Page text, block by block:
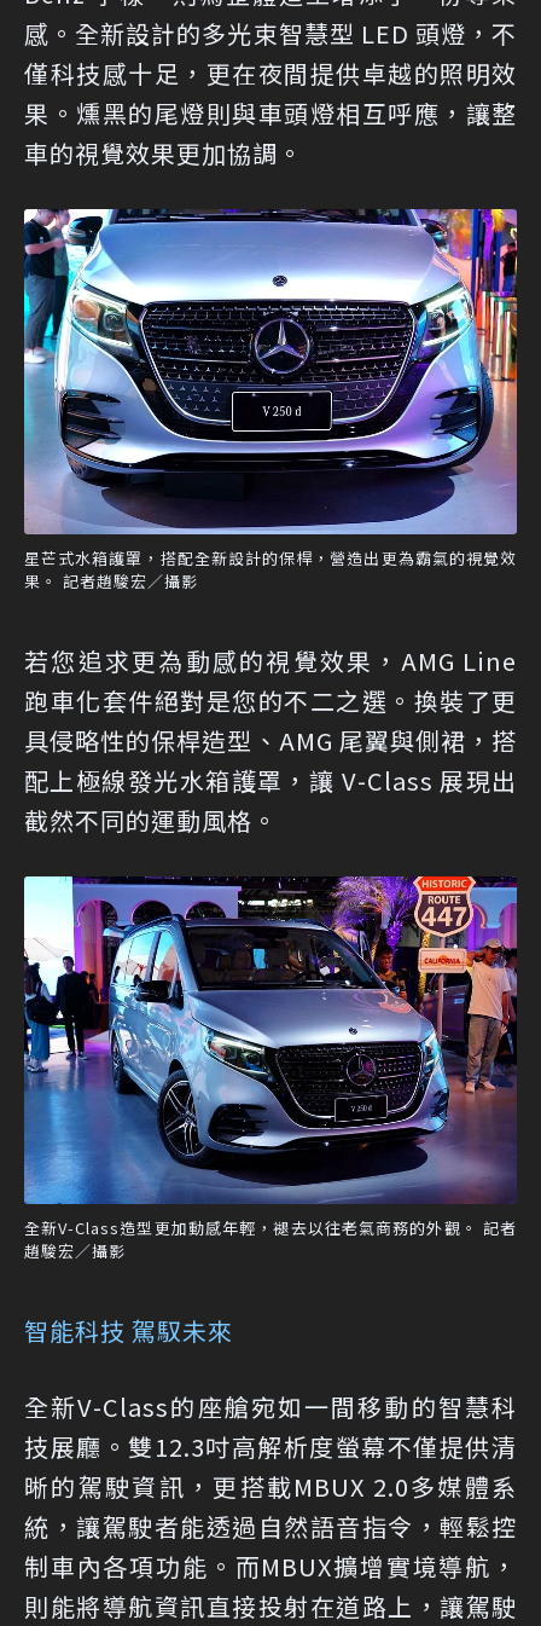
感。全新設計的多光束智慧型 LED 頭燈，不
僅科技感十足，更在夜間提供卓越的照明效
果。燻黑的尾燈則與車頭燈相互呼應，讓整
車的視覺效果更加協調。
星芒式水箱護罩，搭配全新設計的保桿，營造出更為霸氣的視覺效
果。 記者趙駿宏／攝影
若您追求更為動感的視覺效果，AMG Line
跑車化套件絕對是您的不二之選。換裝了更
具侵略性的保桿造型、AMG 尾翼與側裙，搭
配上極線發光水箱護罩，讓 V-Class 展現出
截然不同的運動風格。
全新V-Class造型更加動感年輕，褪去以往老氣商務的外觀。 記者
趙駿宏／攝影
智能科技 駕馭未來
全新V-Class的座艙宛如一間移動的智慧科
技展廳。雙12.3吋高解析度螢幕不僅提供清
晰的駕駛資訊，更搭載MBUX 2.0多媒體系
統，讓駕駛者能透過自然語音指令，輕鬆控
制車內各項功能。而MBUX擴增實境導航，
則能將導航資訊直接投射在道路上，讓駕駛